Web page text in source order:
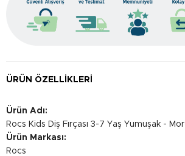
ÜRÜN ÖZELLIKLERI
Ürün Adı:
Rocs Kids Diş Fırçası 3-7 Yaş Yumuşak - Mor
Ürün Markası:
Rocs